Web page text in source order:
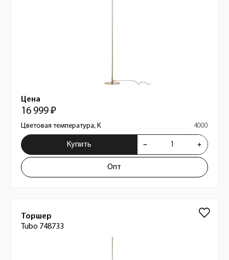
Цена
16 999 ₽
Цветовая температура, К 4000
Купить
Опт
Торшер
Tubo 748733